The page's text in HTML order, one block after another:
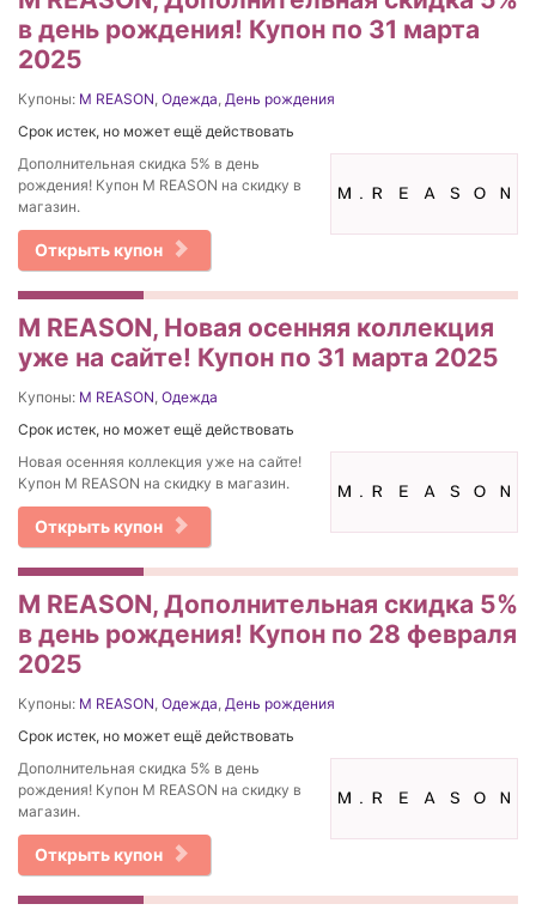
в день рождения! Купон по 31 марта
2025
Купоны: M REASON, Одежда, День рождения
Срок истек, но может ещё действовать
Дополнительная скидка 5% в день
рождения! Купон M REASON на скидку в
магазин.
Открыть купон
M REASON, Новая осенняя коллекция
уже на сайте! Купон по 31 марта 2025
Купоны: M REASON, Одежда
Срок истек, но может ещё действовать
Новая осенняя коллекция уже на сайте!
Купон M REASON на скидку в магазин.
Открыть купон
M REASON, Дополнительная скидка 5%
в день рождения! Купон по 28 февраля
2025
Купоны: M REASON, Одежда, День рождения
Срок истек, но может ещё действовать
Дополнительная скидка 5% в день
рождения! Купон M REASON на скидку в
магазин.
Открыть купон